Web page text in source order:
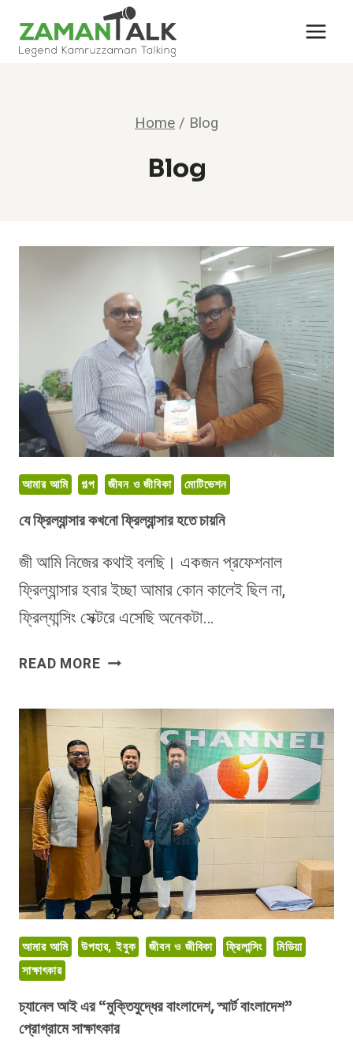
Home/ Blog
Blog
আমার আমি গল্প জীবন ও জীবিকা মোটিভেশন
যে ফ্রিল্যান্সার কখনো ফ্রিল্যান্সার হতে চায়নি
জী আমি নিজের কথাই বলছি। একজন প্রফেশনাল
ফ্রিল্যান্সার হবার ইচ্ছা আমার কোন কালেই ছিল না,
ফ্রিল্যান্সিং সেক্টরে এসেছি অনেকটা…
READ MOREযে
কখনো
ফ্রিল্যান্সার
চায়নি
আমার আমি উপহার, ইবুক জীবন ও জীবিকা ফ্রিলান্সিং
মিডিয়া
সাক্ষাৎকার
চ্যানেল আই এর “মুক্তিযুদ্ধের বাংলাদেশ, স্মার্ট বাংলাদেশ”
প্রোগ্রামে সাক্ষাৎকার